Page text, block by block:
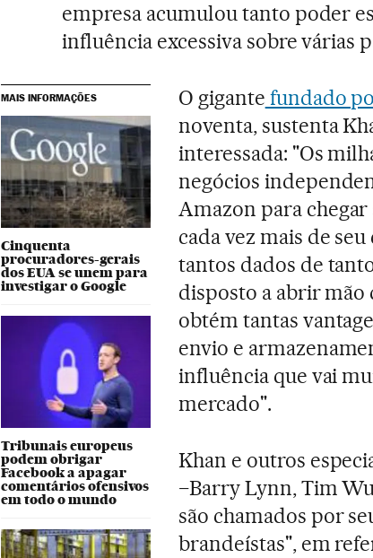
empresa acumulou tanto poder
influência excessiva sobre várias
MAIS INFORMAÇÕES
Cinquenta
procuradores-gerais
dos EUA se unem para
investigar o Google
Tribunais europeus
podem obrigar
Facebook a apagar
comentários ofensivos
em todo o mundo
O gigante fundado
noventa, sustenta
interessada: "Os
negócios
Amazon para
cada vez mais de
tantos dados de
disposto a abrir mão
obtém tantas
envio e
influência que vai
mercado".
Khan e outros
−Barry Lynn, Tim
são chamados por
brandeístas", em